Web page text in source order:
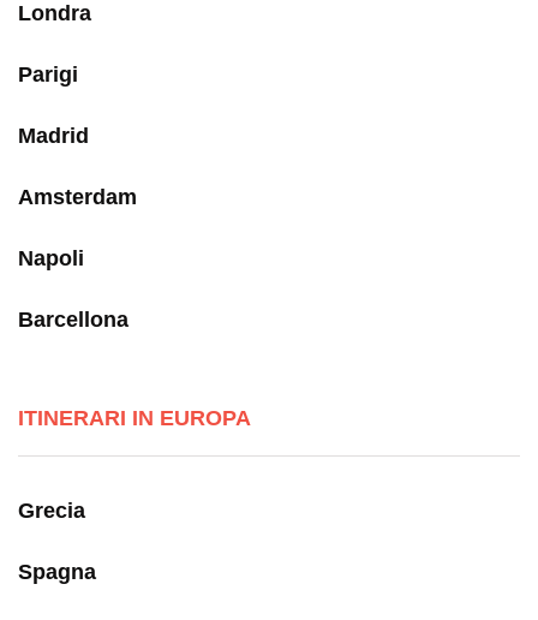
Londra
Parigi
Madrid
Amsterdam
Napoli
Barcellona
ITINERARI IN EUROPA
Grecia
Spagna